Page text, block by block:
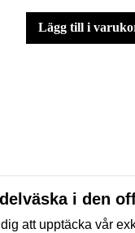
lägg till i
i den
att upptäcka vår